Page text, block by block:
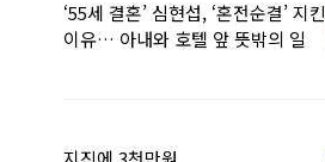
‘55세 결혼’ 심현섭, ‘혼전순결’ 지킨
이유… 아내와 호텔 앞 뜻밖의 일